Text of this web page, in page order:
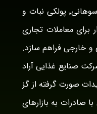
خود رو در زمینه ی عرضه گز٬ گز سوهانی٬ پولکی نبات و
برای معاملات تجاری
و خارجی فراهم سازد.
صنایع غذایی آراد
صورت گرفته از گز
صادرات به بازارهای